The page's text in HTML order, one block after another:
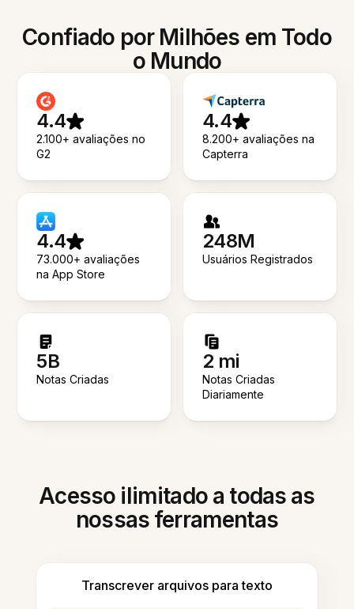
Confiado por Milhões em Todo
o Mundo
4.4
2.100+ avaliações no
G2
4.4
8.200+ avaliações na
Capterra
4.4
73.000+ avaliações
na App Store
248M
Usuários Registrados
5B
Notas Criadas
2 mi
Notas Criadas
Diariamente
Acesso ilimitado a todas as
nossas ferramentas
Transcrever arquivos para texto